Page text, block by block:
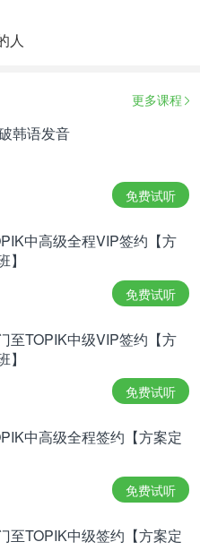
人
更多课程
韩语发音
免费试听
中高级全程VIP签约【方
】
免费试听
至TOPIK中级VIP签约【方
】
免费试听
中高级全程签约【方案定
免费试听
至TOPIK中级签约【方案定